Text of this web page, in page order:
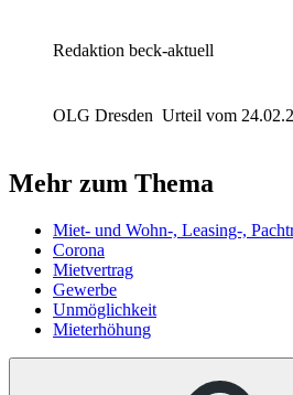
Redaktion beck-aktuell
OLG Dresden Urteil vom
Mehr zum Thema
Miet- und Wohn-, Leasing-,
Corona
Mietvertrag
Gewerbe
Unmöglichkeit
Mieterhöhung